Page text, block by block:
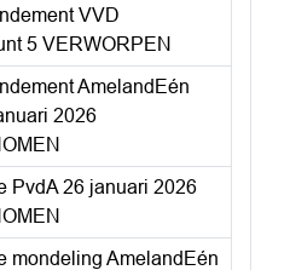
VVD
5 VERWORPEN
AmelandEén
2026
PvdA 26 januari 2026
mondeling AmelandEén